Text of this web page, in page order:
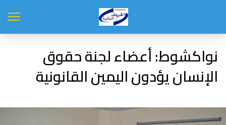
نواكشوط: أعضاء لجنة حقوق
الإنسان يؤدون اليمين القانونية